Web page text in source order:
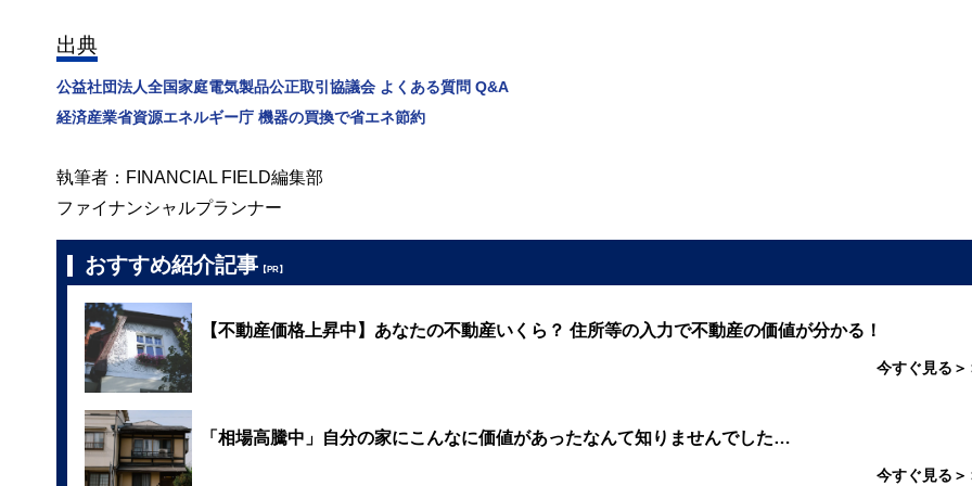
出典
公益社団法人全国家庭電気製品公正取引協議会 よくある質問 Q&A
経済産業省資源エネルギー庁 機器の買換で省エネ節約
執筆者：FINANCIAL FIELD編集部
ファイナンシャルプランナー
おすすめ紹介記事 【PR】
【不動産価格上昇中】あなたの不動産いくら？ 住所等の入力で不動産の価値が分かる！
今すぐ見る＞
「相場高騰中」自分の家にこんなに価値があったなんて知りませんでした…
今すぐ見る＞